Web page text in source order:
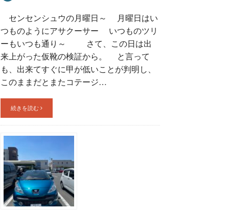
センセンシュウの月曜日～ 月曜日はい
つものようにアサクーサー いつものツリ
ーもいつも通り～ さて、この日は出
来上がった仮靴の検証から。 と言って
も、出来てすぐに甲が低いことが判明し、
このままだとまたコテージ…
続きを読む